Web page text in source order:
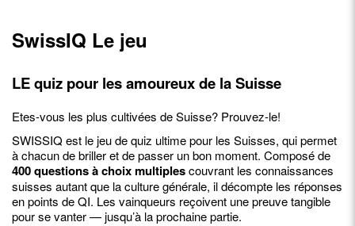
SwissIQ Le jeu
LE quiz pour les amoureux de la Suisse
Etes-vous les plus cultivées de Suisse? Prouvez-le!
SWISSIQ est le jeu de quiz ultime pour les Suisses, qui permet
à chacun de briller et de passer un bon moment. Composé de
400 questions à choix multiplescouvrant les connaissances
suisses autant que la culture générale, il décompte les réponses
en points de QI. Les vainqueurs reçoivent une preuve tangible
pour se vanter — jusqu’à la prochaine partie.